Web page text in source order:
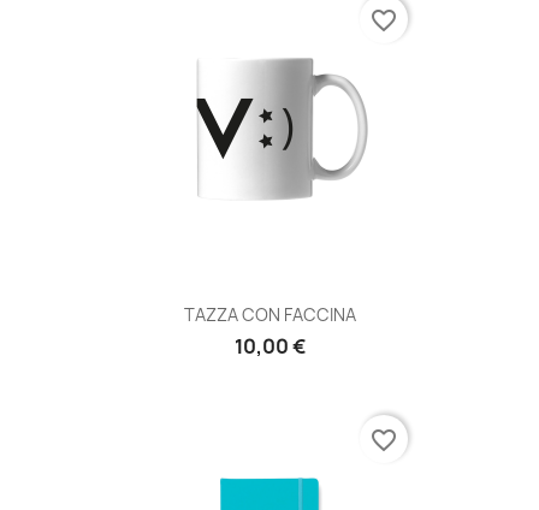
TAZZA CON FACCINA
10,00 €
favorite_border
favorite_border